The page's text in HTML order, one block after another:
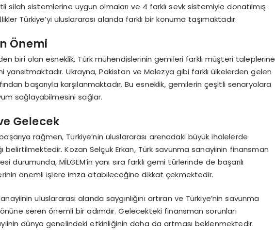
silah sistemlerine uygun olmaları ve 4 farklı sevk sistemiyle donatılmış
Türkiye’yi uluslararası alanda farklı bir konuma taşımaktadır.
Önemi
biri olan esneklik, Türk mühendislerinin gemileri farklı müşteri taleplerine
Ukrayna, Pakistan ve Malezya gibi farklı ülkelerden gelen
başarıyla karşılanmaktadır. Bu esneklik, gemilerin çeşitli senaryolara
sağlayabilmesini sağlar.
Gelecek
rağmen, Türkiye’nin uluslararası arenadaki büyük ihalelerde
belirtilmektedir. Kozan Selçuk Erkan, Türk savunma sanayiinin finansman
durumunda, MİLGEM’in yanı sıra farklı gemi türlerinde de başarılı
önemli işlere imza atabileceğine dikkat çekmektedir.
uluslararası alanda saygınlığını artıran ve Türkiye’nin savunma
seren önemli bir adımdır. Gelecekteki finansman sorunları
dünya genelindeki etkinliğinin daha da artması beklenmektedir.